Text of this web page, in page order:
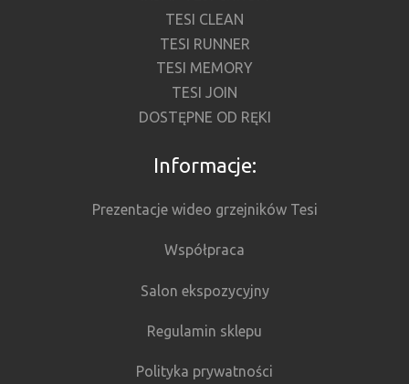
TESI CLEAN
TESI RUNNER
TESI MEMORY
TESI JOIN
DOSTĘPNE OD RĘKI
Informacje:
Prezentacje wideo grzejników Tesi
Współpraca
Salon ekspozycyjny
Regulamin sklepu
Polityka prywatności